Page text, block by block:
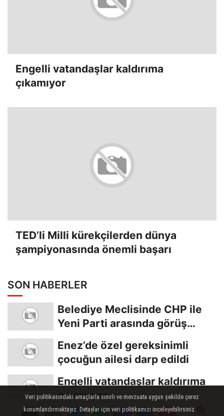
Engelli vatandaşlar kaldırıma
çıkamıyor
TED’li Milli kürekçilerden dünya
şampiyonasında önemli başarı
SON HABERLER
Belediye Meclisinde CHP ile
Yeni Parti arasında görüş
Enez’de özel gereksinimli
çocuğun ailesi darp edildi
Engelli vatandaşlar kaldırıma
çıkamıyor
Veri politikasındaki amaçlarla sınırlı ve mevzuata uygun şekilde çerez
konumlandırmaktayız. Detaylar için veri politikamızı inceleyebilirsiniz.